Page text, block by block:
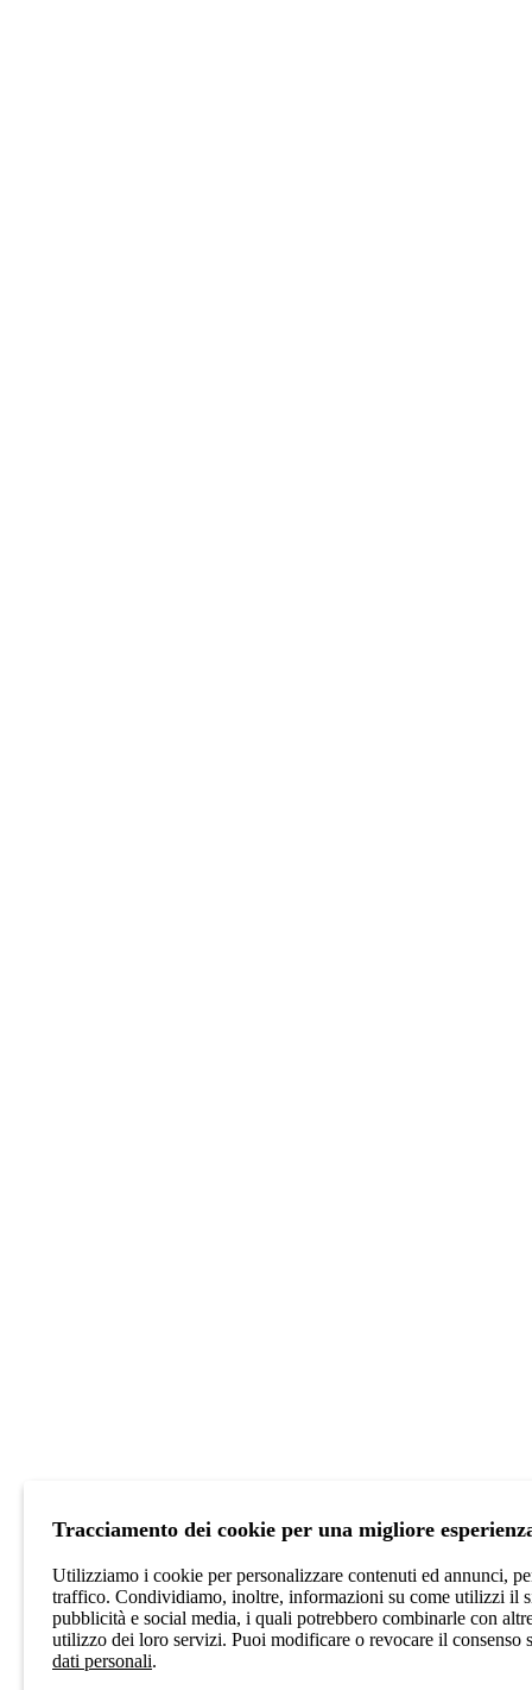
Tracciamento dei cookie per una migliore
Utilizziamo i cookie per personalizzare contenuti ed annunci,
traffico. Condividiamo, inoltre, informazioni su come utilizzi il
pubblicità e social media, i quali potrebbero combinarle con
utilizzo dei loro servizi. Puoi modificare o revocare il consenso
dati personali.